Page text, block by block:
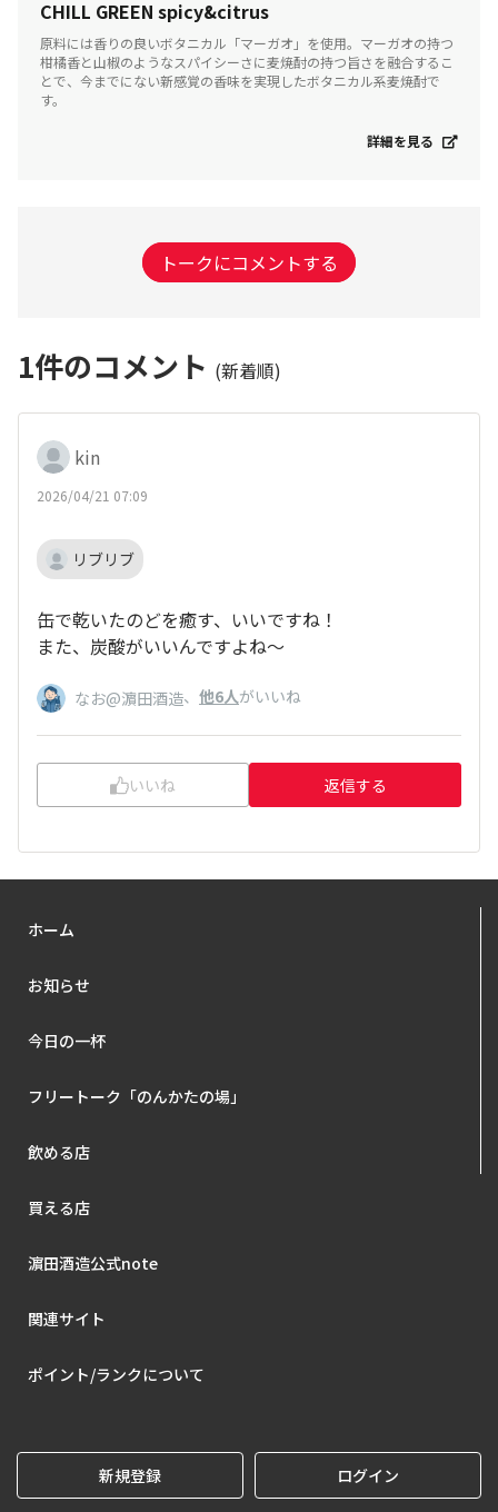
CHILL GREEN spicy&citrus
原料には香りの良いボタニカル「マーガオ」を使用。マーガオの持つ
柑橘香と山椒のようなスパイシーさに麦焼酎の持つ旨さを融合するこ
とで、今までにない新感覚の香味を実現したボタニカル系麦焼酎で
す。
詳細を見る
トークにコメントする
1件のコメント (新着順)
kin
2026/04/21 07:09
リブリブ
缶で乾いたのどを癒す、いいですね！
また、炭酸がいいんですよね～
なお@濵田酒造、 他6人がいいね
いいね 返信する
ホーム
お知らせ
今日の一杯
フリートーク「のんかたの場」
飲める店
買える店
濵田酒造公式note
関連サイト
ポイント/ランクについて
新規登録 ログイン